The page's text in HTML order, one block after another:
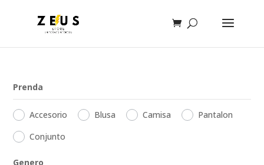
Prenda
Accesorio Blusa Camisa
Pantalon
Conjunto
Genero